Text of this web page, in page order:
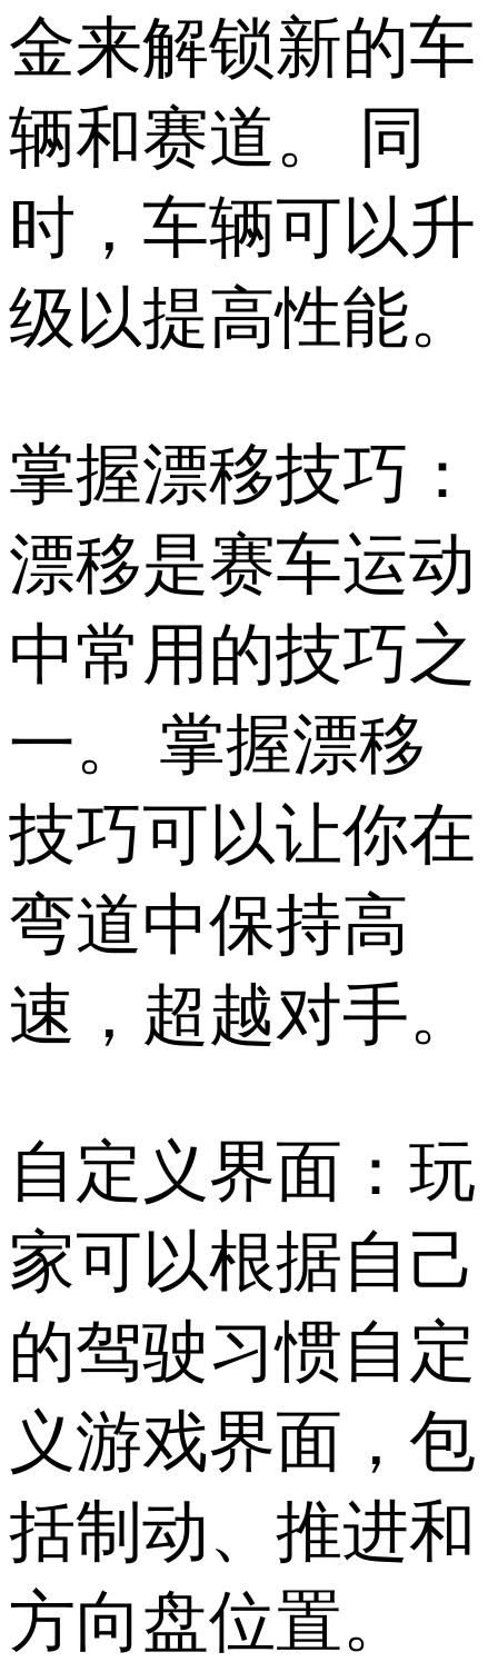
金来解锁新的车
辆和赛道。 同
时，车辆可以升
级以提高性能。
掌握漂移技巧：
漂移是赛车运动
中常用的技巧之
一。 掌握漂移
技巧可以让你在
弯道中保持高
速，超越对手。
自定义界面：玩
家可以根据自己
的驾驶习惯自定
义游戏界面，包
括制动、推进和
方向盘位置。